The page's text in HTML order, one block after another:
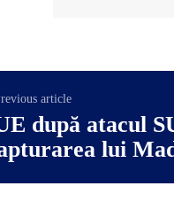
article
după atacul
lui